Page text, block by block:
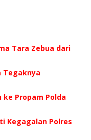
Tara Zebua dari
Tegaknya
Propam Polda
Kegagalan Polres